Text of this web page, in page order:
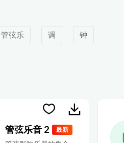
管弦乐 调 钟
管弦乐音 2 最新